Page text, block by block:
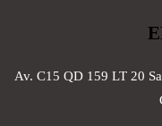
Av. C15 QD 159 LT 20